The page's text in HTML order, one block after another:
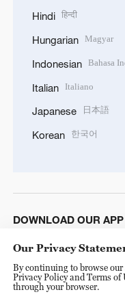
Hindi हिन्दी
Hungarian Magyar
Indonesian Bahasa
Italian Italiano
Japanese 日本語
Korean 한국어
DOWNLOAD OUR APP
Our Privacy
By continuing to browse our
Privacy Policy and Terms of
through your browser.